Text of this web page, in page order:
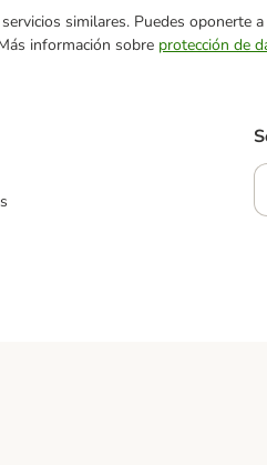
similares. Puedes oponerte
información sobre protección de